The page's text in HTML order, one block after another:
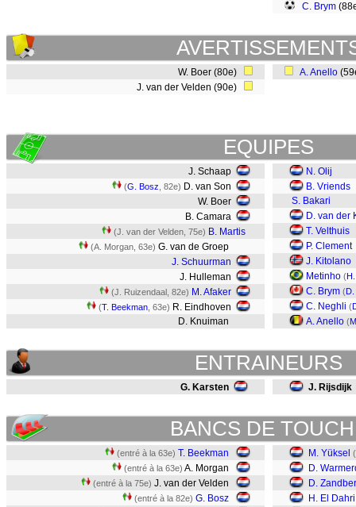
C. Brym
W. Boer (80e)
J. van der Velden (90e)
A. Anello
EQUIPES
J. Schaap
(G. Bosz , 82e) D. van Son
W. Boer
B. Camara
(J. van der Velden, 75e) B. Martis
(A. Morgan, 63e) G. van de Groep
J. Schuurman
J. Hulleman
(J. Ruizendaal, 82e) M. Afaker
(T. Beekman , 63e) R. Eindhoven
D. Knuiman
N. Olij
B. Vriends
S. Bakari
D. van der
T. Velthuis
P. Clement
J. Kitolano
Metinho (
C. Brym (
C. Neghli (
A. Anello (
ENTRAINEURS
G. Karsten J. Rijsdijk
BANCS DE
(entré à la 63e) T. Beekman
(entré à la 63e) A. Morgan
(entré à la 75e) J. van der Velden
(entré à la 82e) G. Bosz
M. Yüksel
D.
D.
H. El Dahri